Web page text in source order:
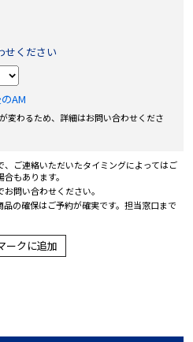
せください
AM
変わるため、詳細はお問い合わせくださ
ご連絡いただいたタイミングによってはご
もあります。
問い合わせください。
の確保はご予約が確実です。担当窓口まで
ークに追加